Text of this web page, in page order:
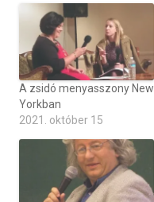
A zsidó menyasszony New
Yorkban
2021. október 15